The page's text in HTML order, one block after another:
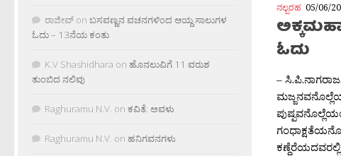
ನಲ್ಬರಹ 05/06/
ಓದು
–
ರಾಜೀವ್ on ಬಸವಣ್ಣನ ವಚನಗಳಿಂದ ಆಯ್ದ ಸಾಲುಗಳ
ಓದು – 13ನೆಯ ಕಂತು
K.V Shashidhara on ಹೊನಲುವಿಗೆ 11 ವರುಶ
ತುಂಬಿದ ನಲಿವು
Raghuramu N.V. on ಕವಿತೆ: ಅವಳು
Raghuramu N.V. on ಹನಿಗವನಗಳು